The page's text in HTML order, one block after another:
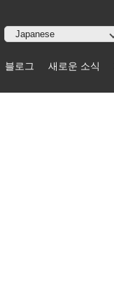
블로그 새로운 소식